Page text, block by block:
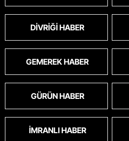
DIVRIĞI HABER
GEMEREK HABER
GÜRÜN HABER
İMRANLI HABER